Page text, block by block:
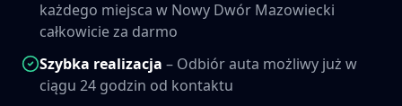
każdego miejsca w Nowy Dwór Mazowiecki
całkowicie za darmo
Szybka realizacja – Odbiór auta możliwy już w
ciągu 24 godzin od kontaktu